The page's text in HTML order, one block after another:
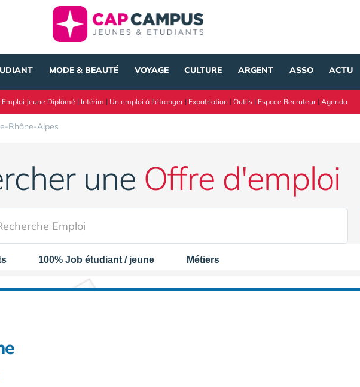
MODE & BEAUTÉ VOYAGE CULTURE ARGENT ASSO ACTU
Emploi Jeune Diplômé | Intérim | Un emploi à l'étranger| Expatriation | Outils | Espace Recruteur| Agenda
Rhône-Alpes
une Offre d'emploi
100% Job étudiant / jeune Métiers